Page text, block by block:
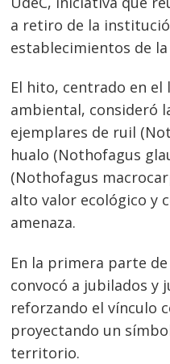
a retiro de la
establecimientos de
El hito, centrado en el
ambiental, consideró
ejemplares de ruil
hualo (Nothofagus
(Nothofagus
alto valor ecológico y
amenaza.
En la primera parte
convocó a jubilados y
reforzando el vínculo
proyectando un
territorio.